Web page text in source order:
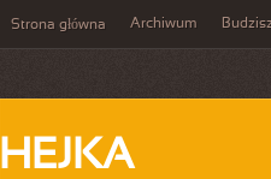
Strona główna Archiwum
HEJKA